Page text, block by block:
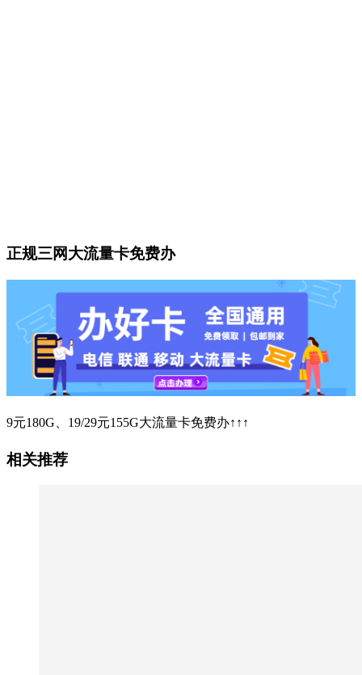
正规三网大流量卡免费办
9元180G、19/29元155G大流量卡免费办↑↑↑
相关推荐